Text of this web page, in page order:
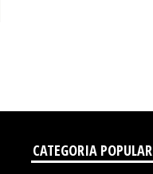
CATEGORIA POPULAR